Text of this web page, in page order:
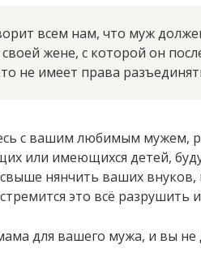
всем нам, что муж
жене, с которой он
не имеет права
с вашим любимым мужем,
или имеющихся детей,
нянчить ваших
это всё разрушить и
для вашего мужа, и вы